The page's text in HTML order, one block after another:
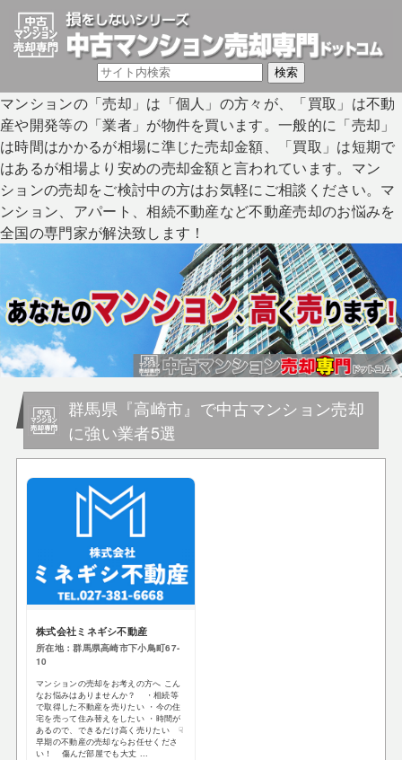
マンションの「売却」は「個人」の方々が、「買取」は不動
産や開発等の「業者」が物件を買います。一般的に「売却」
は時間はかかるが相場に準じた売却金額、「買取」は短期で
はあるが相場より安めの売却金額と言われています。マン
ションの売却をご検討中の方はお気軽にご相談ください。マ
ンション、アパート、相続不動産など不動産売却のお悩みを
全国の専門家が解決致します！
群馬県『高崎市』で中古マンション売却
に強い業者5選
株式会社ミネギシ不動産
所在地：群馬県高崎市下小鳥町67-
10
マンションの売却をお考えの方へ こん
なお悩みはありませんか？ ・相続等
で取得した不動産を売りたい ・今の住
宅を売って住み替えをしたい ・時間が
あるので、できるだけ高く売りたい ☟
早期の不動産の売却ならお任せくださ
い！ 傷んだ部屋でも大丈 ...